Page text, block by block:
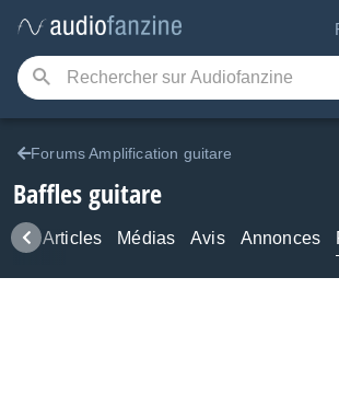
Forums Amplification guitare
Baffles guitare
Articles Médias Avis Annonces